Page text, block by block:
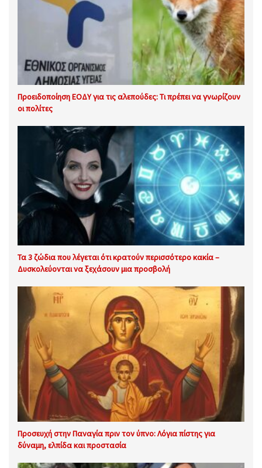
Προειδοποίηση ΕΟΔΥ για τις αλεπούδες: Τι πρέπει να γνωρίζουν
οι πολίτες
Τα 3 ζώδια που λέγεται ότι κρατούν περισσότερο κακία –
Δυσκολεύονται να ξεχάσουν μια προσβολή
Προσευχή στην Παναγία πριν τον ύπνο: Λόγια πίστης για
δύναμη, ελπίδα και προστασία